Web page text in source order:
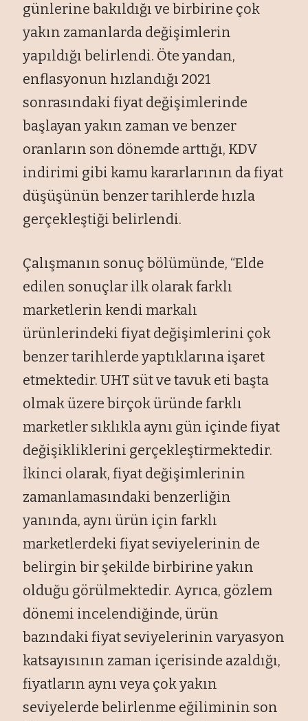
günlerine bakıldığı ve birbirine çok
yakın zamanlarda değişimlerin
yapıldığı belirlendi. Öte yandan,
enflasyonun hızlandığı 2021
sonrasındaki fiyat değişimlerinde
başlayan yakın zaman ve benzer
oranların son dönemde arttığı, KDV
indirimi gibi kamu kararlarının da fiyat
düşüşünün benzer tarihlerde hızla
gerçekleştiği belirlendi.
Çalışmanın sonuç bölümünde, “Elde
edilen sonuçlar ilk olarak farklı
marketlerin kendi markalı
ürünlerindeki fiyat değişimlerini çok
benzer tarihlerde yaptıklarına işaret
etmektedir. UHT süt ve tavuk eti başta
olmak üzere birçok üründe farklı
marketler sıklıkla aynı gün içinde fiyat
değişikliklerini gerçekleştirmektedir.
İkinci olarak, fiyat değişimlerinin
zamanlamasındaki benzerliğin
yanında, aynı ürün için farklı
marketlerdeki fiyat seviyelerinin de
belirgin bir şekilde birbirine yakın
olduğu görülmektedir. Ayrıca, gözlem
dönemi incelendiğinde, ürün
bazındaki fiyat seviyelerinin varyasyon
katsayısının zaman içerisinde azaldığı,
fiyatların aynı veya çok yakın
seviyelerde belirlenme eğiliminin son